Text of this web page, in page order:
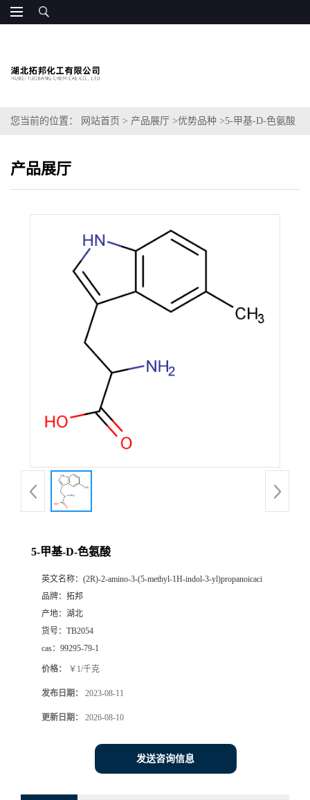
您当前的位置： 网站首页 > 产品展厅 >优势品种 >5-甲基-D-色氨酸
产品展厅
5-甲基-D-色氨酸
英文名称： (2R)-2-amino-3-(5-methyl-1H-indol-3-yl)propanoicaci
品牌： 拓邦
产地： 湖北
货号： TB2054
cas： 99295-79-1
价格： ￥1/千克
发布日期： 2023-08-11
更新日期： 2026-08-10
发送咨询信息